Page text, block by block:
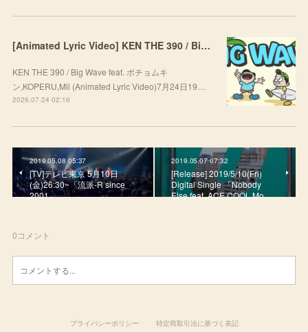
[Animated Lyric Video] KEN THE 390 / Big Wave feat. ポチョムキン,KOPERU,Mii
KEN THE 390 / Big Wave feat. ポチョムキ
ン,KOPERU,Mii (Animated Lyric Video)7月24日19…
2026.07.24 02:16
2019.05.08 05:37
[TV]テレビ東京 5月10日
(金)26:30~「流派-R since
2001」
2019.05.07 07:32
[Release] 2019/5/10(Fri)
Digital Single 「Nobody
Else feat. ACE COOL.Mo…
0コメント
プライバシーポリシー 特定商取引法に基づく表記